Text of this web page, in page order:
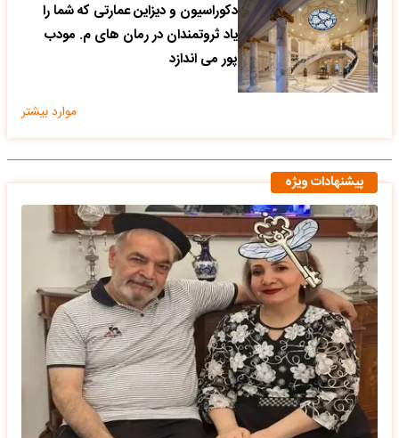
دکوراسیون و دیزاین عمارتی که شما را
یاد ثروتمندان در رمان های م. مودب
پور می اندازد
موارد بیشتر
پیشنهادات ویژه